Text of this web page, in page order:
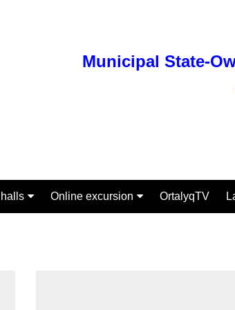
Municipal State-
Online excursion OrtalyqTV